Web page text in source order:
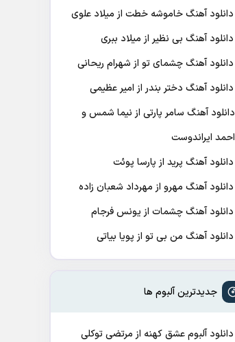
دانلود آهنگ خاموشه خطت از میلاد علوی
دانلود آهنگ بی نظیر از میلاد ببری
دانلود آهنگ چشمای تو از شهرام ریحانی
دانلود آهنگ دختر بندر از امیر عظیمی
دانلود آهنگ سامر پارتی از نیما شمس و
احمد ایراندوست
دانلود آهنگ پرید از پارسا پوئت
دانلود آهنگ مهرو از مهرداد شعبان زاده
دانلود آهنگ چشمات از یونس فرجام
دانلود آهنگ من بی تو از پویا بیاتی
جدیدترین آلبوم ها
دانلود آلبوم عشق کهنه از مرتضی توکلی